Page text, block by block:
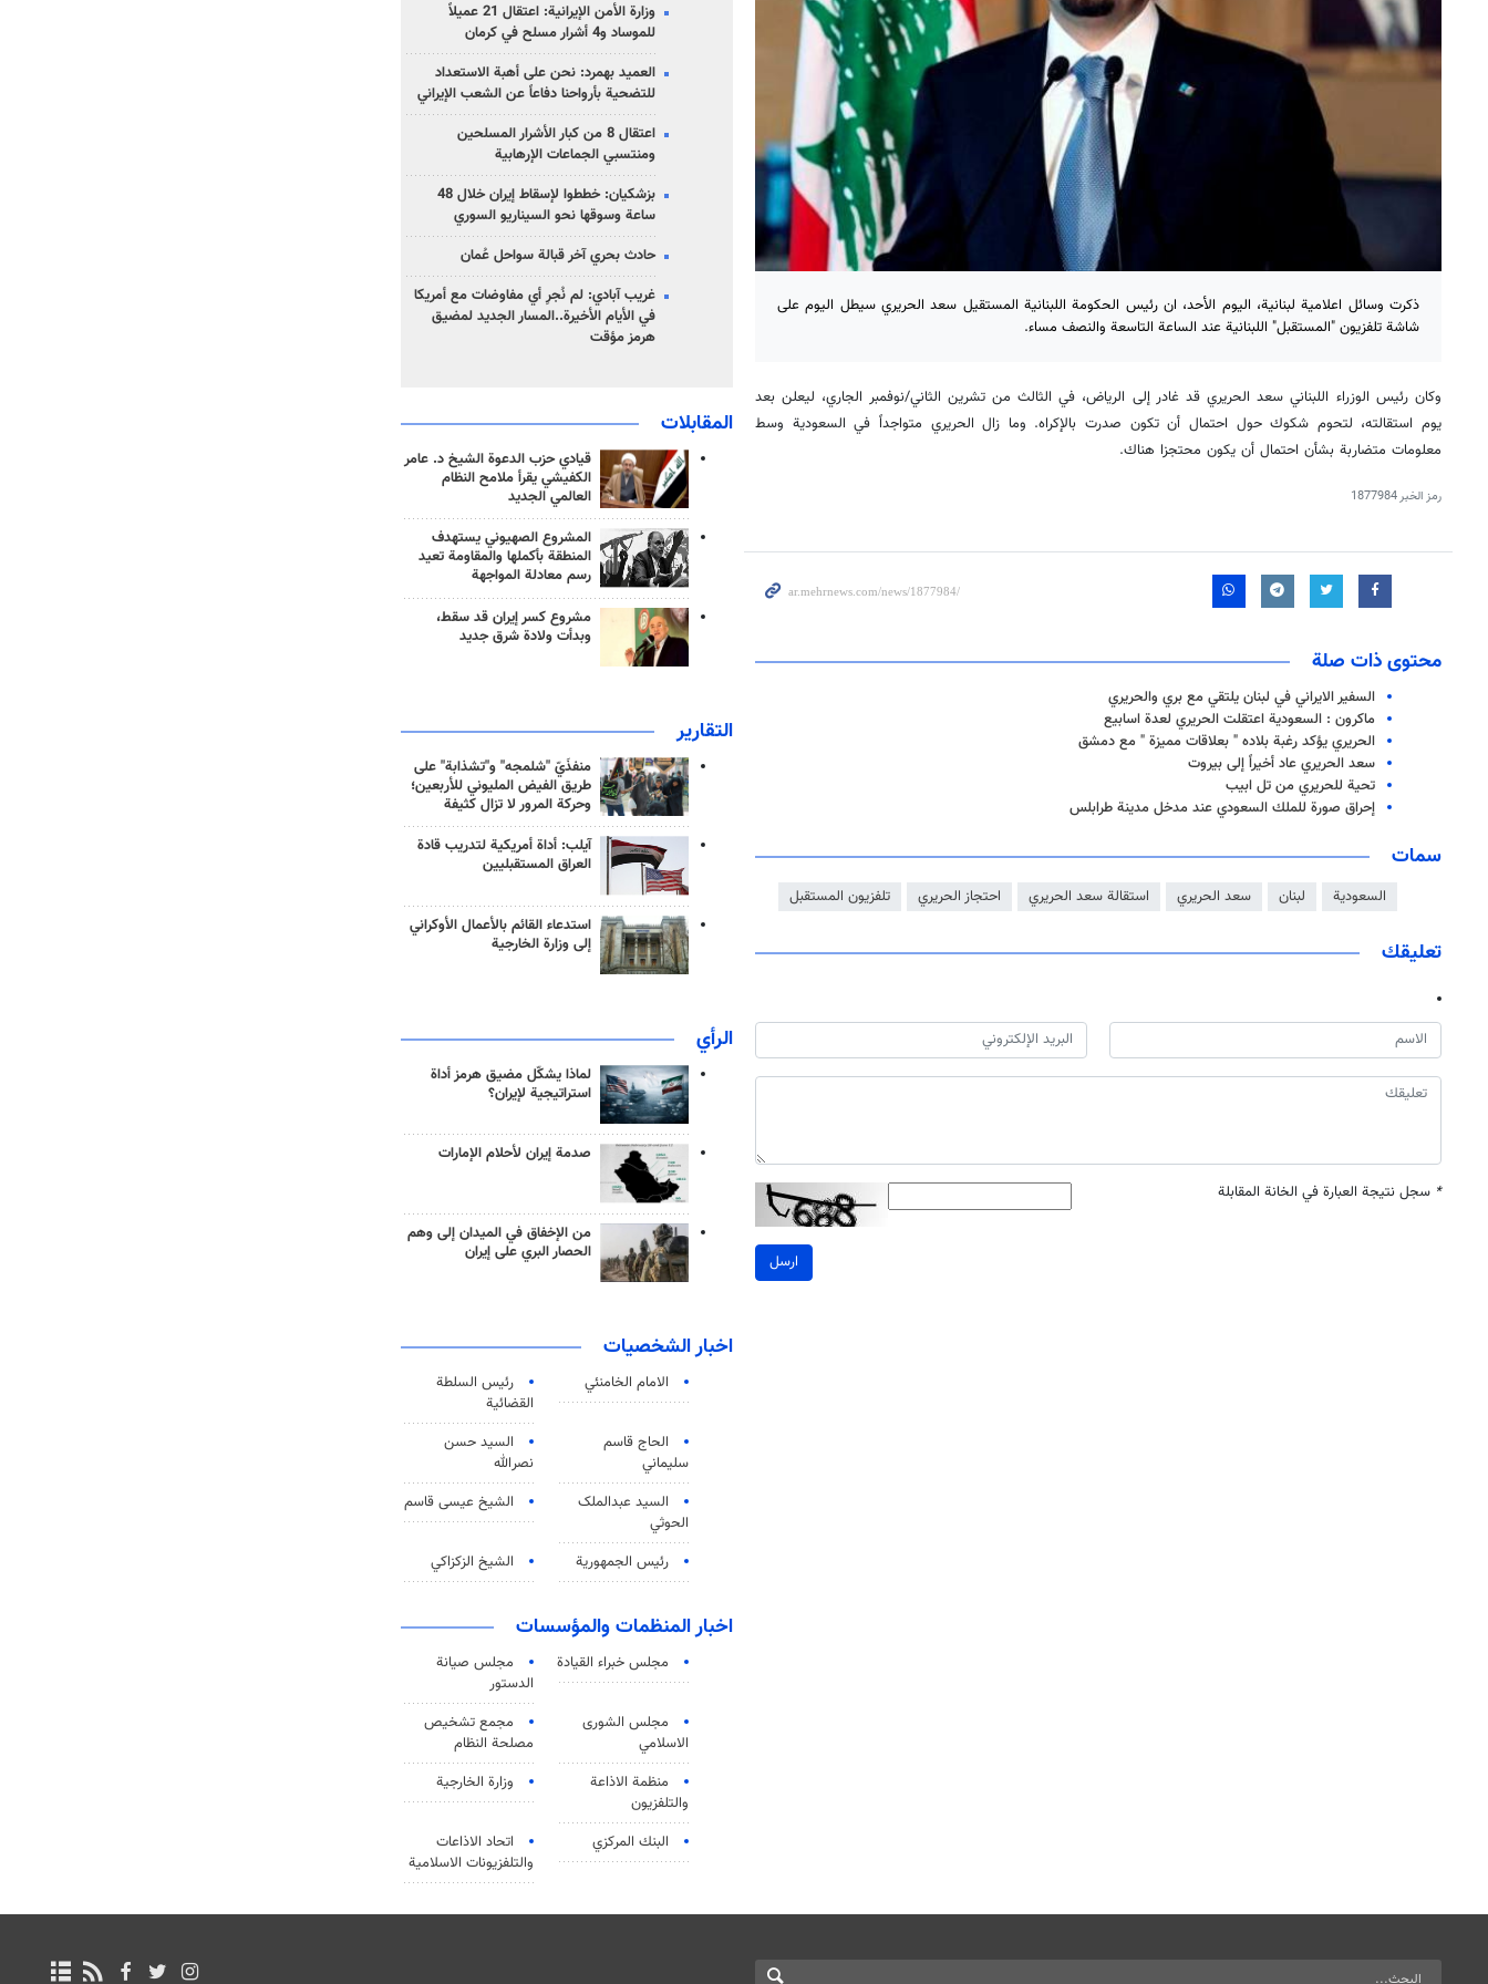
ذكرت وسائل اعلامية لبنانية، اليوم الأحد، ان رئيس الحكومة اللبنانية المستقيل سعد الحريري سيطل اليوم على
شاشة تلفزيون "المستقبل" اللبنانية عند الساعة التاسعة والنصف مساء.
وكان رئيس الوزراء اللبناني سعد الحريري قد غادر إلى الرياض، في الثالث من تشرين الثاني/نوفمبر الجاري، ليعلن بعد
يوم استقالته، لتحوم شكوك حول احتمال أن تكون صدرت بالإكراه. وما زال الحريري متواجداً في السعودية وسط
معلومات متضاربة بشأن احتمال أن يكون محتجزا هناك.
رمز الخبر1877984
محتوى ذات صلة
السفير الايراني في لبنان يلتقي مع بري والحريري
ماكرون : السعودية اعتقلت الحريري لعدة اسابيع
الحريري يؤكد رغبة بلاده " بعلاقات مميزة " مع دمشق
سعد الحريري عاد أخيراً إلى بيروت
تحية للحريري من تل ابيب
إحراق صورة للملك السعودي عند مدخل مدينة طرابلس
سمات
السعودية لبنان سعد الحريري استقالة سعد الحريري احتجاز الحريري تلفزيون المستقبل
تعليقك
* سجل نتيجة العبارة في الخانة المقابلة
ارسل
وزارة الأمن الإيرانية: اعتقال 21 عميلاً
للموساد و4 أشرار مسلح في كرمان
العميد بهمرد: نحن على أهبة الاستعداد
للتضحية بأرواحنا دفاعاً عن الشعب الإيراني
اعتقال 8 من كبار الأشرار المسلحين
ومنتسبي الجماعات الإرهابية
بزشكيان: خططوا لإسقاط إيران خلال 48
ساعة وسوقها نحو السيناريو السوري
حادث بحري آخر قبالة سواحل عُمان
غريب آبادي: لم نُجرِ أي مفاوضات مع أمريكا
في الأيام الأخيرة..المسار الجديد لمضيق
هرمز مؤقت
المقابلات
قيادي حزب الدعوة الشيخ د. عامر
الكفيشي يقرأ ملامح النظام
العالمي الجديد
المشروع الصهيوني يستهدف
المنطقة بأكملها والمقاومة تعيد
رسم معادلة المواجهة
مشروع كسر إيران قد سقط،
وبدأت ولادة شرق جديد
التقارير
منفذَيّ "شلمجه" و"تشذابة" على
طريق الفيض المليوني للأربعين؛
وحركة المرور لا تزال كثيفة
آيلب: أداة أمريكية لتدريب قادة
العراق المستقبليين
استدعاء القائم بالأعمال الأوكراني
إلى وزارة الخارجية
الرأي
لماذا يشكّل مضيق هرمز أداة
استراتيجية لإيران؟
صدمة إيران لأحلام الإمارات
من الإخفاق في الميدان إلى وهم
الحصار البري على إيران
اخبار الشخصيات
الامام الخامنئي
رئیس السلطة
القضائیة
الحاج قاسم
سليماني
السيد حسن
نصرالله
السید عبدالملک
الحوثي
الشيخ عيسى قاسم
رئيس الجمهورية الشيخ الزكزاكي
اخبار المنظمات والمؤسسات
مجلس خبراء القيادة
مجلس صيانة
الدستور
مجلس الشورى
الاسلامي
مجمع تشخيص
مصلحة النظام
منظمة الاذاعة
والتلفزیون
وزارة الخارجية
البنك المركزي
اتحاد الاذاعات
والتلفزيونات الاسلامية